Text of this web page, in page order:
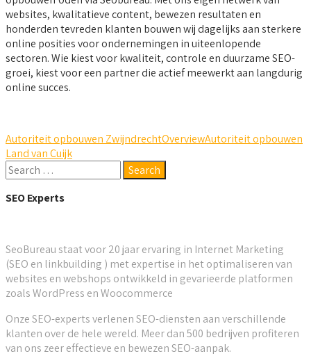
websites, kwalitatieve content, bewezen resultaten en
honderden tevreden klanten bouwen wij dagelijks aan sterkere
online posities voor ondernemingen in uiteenlopende
sectoren. Wie kiest voor kwaliteit, controle en duurzame SEO-
groei, kiest voor een partner die actief meewerkt aan langdurig
online succes.
Autoriteit opbouwen ZwijndrechtOverviewAutoriteit opbouwen
Land van Cuijk
SEO Experts
SeoBureau staat voor 20 jaar ervaring in Internet Marketing
(SEO en linkbuilding ) met expertise in het optimaliseren van
websites en webshops ontwikkeld in gevarieerde platformen
zoals WordPress en Woocommerce
Onze SEO-experts verlenen SEO-diensten aan verschillende
klanten over de hele wereld. Meer dan 500 bedrijven profiteren
van ons zeer effectieve en bewezen SEO-aanpak.